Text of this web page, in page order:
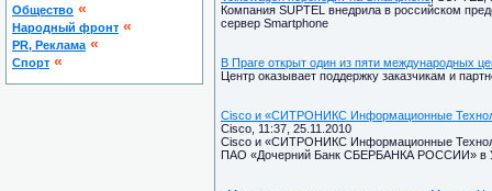
Общество «
Народный фронт «
PR, Реклама «
Спорт «
Компания SUPTEL внедрила в российском
сервер Smartphone
В Праге открыт один из пяти международных
Центр оказывает поддержку заказчикам и
Cisco и «СИТРОНИКС Информационные
Cisco, 11:37, 25.11.2010
Cisco и «СИТРОНИКС Информационные
ПАО «Дочерний Банк СБЕРБАНКА РОССИИ» в